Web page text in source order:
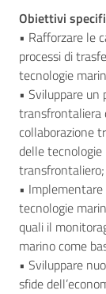
Obiettivi
• Rafforzare le
processi di
tecnologie
• Sviluppare
transfrontaliera
collaborazione
delle tecnologie
transfrontaliero;
•
tecnologie
quali il
marino come
• Sviluppare
sfide